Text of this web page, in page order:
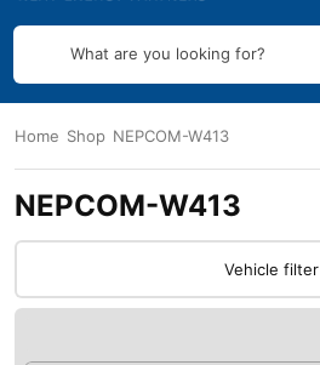
What are you looking for?
Home Shop NEPCOM-W413
NEPCOM-W413
Vehicle filter